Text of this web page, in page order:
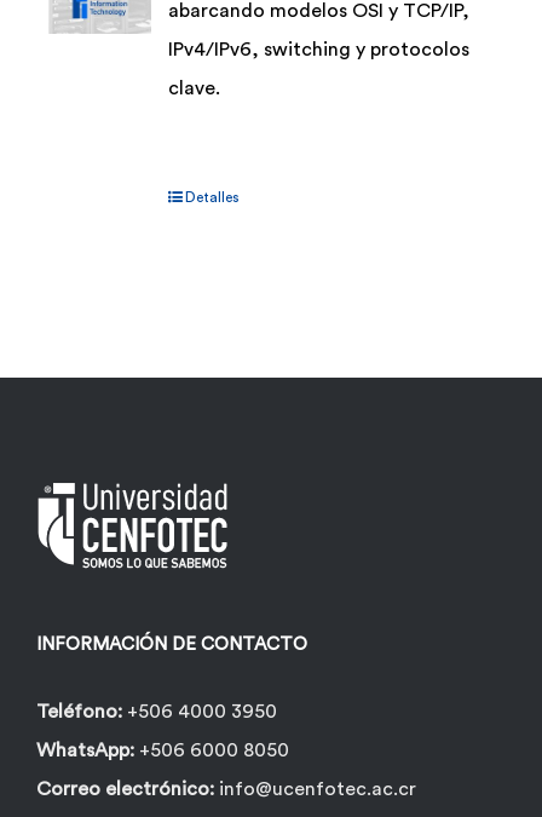
abarcando modelos OSI y TCP/IP,
IPv4/IPv6, switching y protocolos
clave.
Detalles
INFORMACIÓN DE CONTACTO
Teléfono: +506 4000 3950
WhatsApp: +506 6000 8050
Correo electrónico: info@ucenfotec.ac.cr